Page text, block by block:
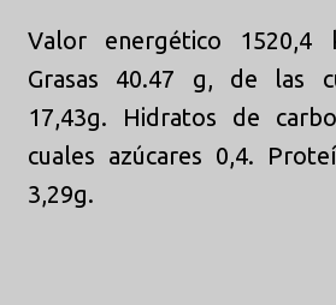
Valor energético 1520,4
Grasas 40.47 g, de las
17,43g. Hidratos de
cuales azúcares 0,4.
3,29g.